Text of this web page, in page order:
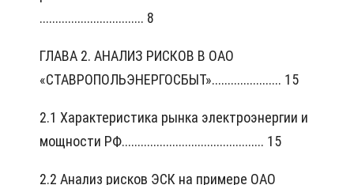
................................. 8
ГЛАВА 2. АНАЛИЗ РИСКОВ В ОАО
«СТАВРОПОЛЬЭНЕРГОСБЫТ»...................... 15
2.1 Характеристика рынка электроэнергии и
мощности РФ............................................. 15
2.2 Анализ рисков ЭСК на примере ОАО